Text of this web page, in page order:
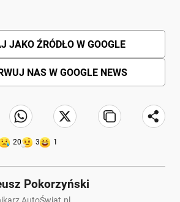
JAKO ŹRÓDŁO W GOOGLE
NAS W GOOGLE NEWS
20 3 1
Pokorzyński